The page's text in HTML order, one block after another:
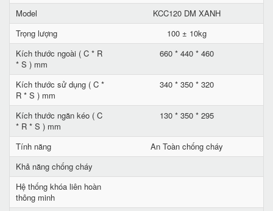
Model
KCC120 DM XANH
Trọng lượng
100 ± 10kg
Kích thước ngoài ( C * R
* S ) mm
660 * 440 * 460
Kích thước sử dụng ( C *
R * S ) mm
340 * 350 * 320
Kích thước ngăn kéo ( C
* R * S ) mm
130 * 350 * 295
Tính năng
An Toàn chống cháy
Khả năng chống cháy
Hệ thống khóa liên hoàn
thông minh